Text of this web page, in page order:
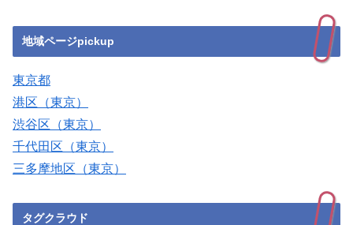
地域ページpickup
東京都
港区（東京）
渋谷区（東京）
千代田区（東京）
三多摩地区（東京）
タグクラウド